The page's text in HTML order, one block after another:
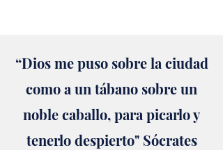
“Dios me puso sobre la ciudad
como a un tábano sobre un
noble caballo, para picarlo y
tenerlo despierto" Sócrates